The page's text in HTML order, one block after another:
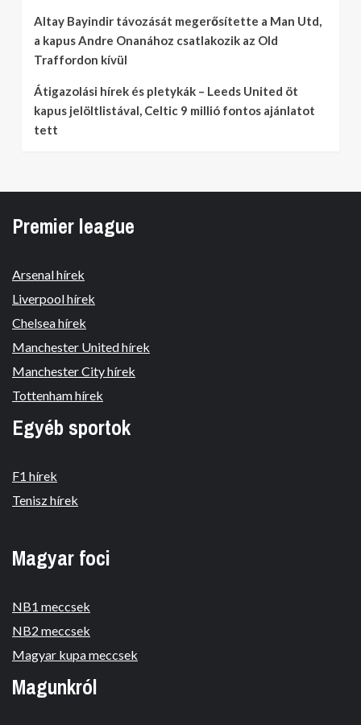
Altay Bayindir távozását megerősítette a Man Utd,
a kapus Andre Onanához csatlakozik az Old
Traffordon kívül
Átigazolási hírek és pletykák – Leeds United öt
kapus jelöltlistával, Celtic 9 millió fontos ajánlatot
tett
Premier league
Arsenal hírek
Liverpool hírek
Chelsea hírek
Manchester United hírek
Manchester City hírek
Tottenham hírek
Egyéb sportok
F1 hírek
Tenisz hírek
Magyar foci
NB1 meccsek
NB2 meccsek
Magyar kupa meccsek
Magunkról